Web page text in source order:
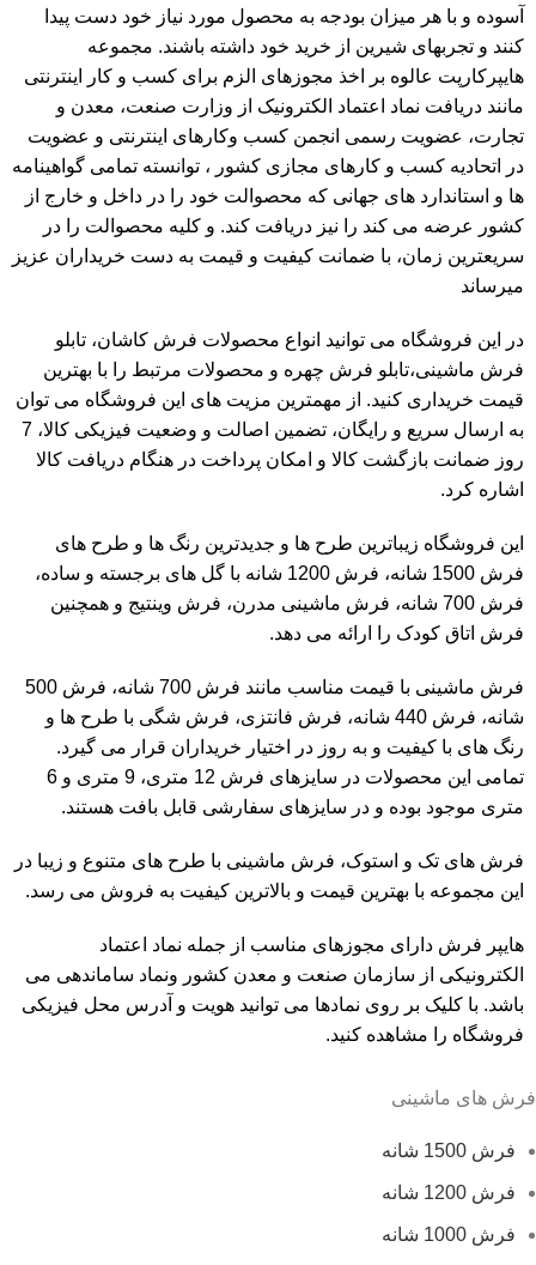
آسوده و با هر میزان بودجه به محصول مورد نیاز خود دست پیدا
کنند و تجربهای شیرین از خرید خود داشته باشند. مجموعه
هایپرکارپت عالوه بر اخذ مجوزهای الزم برای کسب و کار اینترنتی
مانند دریافت نماد اعتماد الکترونیک از وزارت صنعت، معدن و
تجارت، عضویت رسمی انجمن کسب وکارهای اینترنتی و عضویت
در اتحادیه کسب و کارهای مجازی کشور ، توانسته تمامی گواهینامه
ها و استاندارد های جهانی که محصوالت خود را در داخل و خارج از
کشور عرضه می کند را نیز دریافت کند. و کلیه محصوالت را در
سریعترین زمان، با ضمانت کیفیت و قیمت به دست خریداران عزیز
میرساند
در این فروشگاه می توانید انواع محصولات فرش کاشان، تابلو
فرش ماشینی،تابلو فرش چهره و محصولات مرتبط را با بهترین
قیمت خریداری کنید. از مهمترین مزیت های این فروشگاه می توان
به ارسال سریع و رایگان، تضمین اصالت و وضعیت فیزیکی کالا، 7
روز ضمانت بازگشت کالا و امکان پرداخت در هنگام دریافت کالا
اشاره کرد.
این فروشگاه زیباترین طرح ها و جدیدترین رنگ ها و طرح های
فرش 1500 شانه
، فرش 1200 شانه با گل های برجسته
و ساده،
فرش 700 شانه
، فرش ماشینی مدرن، فرش وینتیج و همچنین
فرش اتاق کودک را ارائه می دهد.
فرش ماشینی با قیمت مناسب مانند فرش 700 شانه، فرش 500
شانه، فرش 440 شانه، فرش فانتزی،
فرش شگی با طرح ها و
رنگ های با کیفیت و به روز در اختیار خریداران قرار می گیرد.
تمامی این محصولات در سایزهای فرش 12 متری، 9 متری و 6
متری موجود بوده و در سایزهای سفارشی قابل بافت هستند.
فرش های تک و استوک، فرش ماشینی با طرح های متنوع و زیبا در
این مجموعه با بهترین قیمت و بالاترین کیفیت به فروش می رسد.
هایپر فرش دارای مجوزهای مناسب از جمله نماد اعتماد
الکترونیکی از سازمان صنعت و معدن کشور ونماد ساماندهی می
باشد. با کلیک بر روی نمادها می توانید هویت و آدرس محل فیزیکی
فروشگاه را مشاهده کنید.
فرش های ماشینی
فرش 1500 شانه
فرش 1200 شانه
فرش 1000 شانه